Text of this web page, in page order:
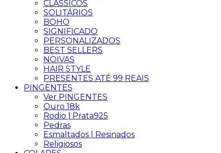
CLÁSSICOS
SOLITÁRIOS
BOHO
SIGNIFICADO
PERSONALIZADOS
BEST SELLERS
NOIVAS
HAIR STYLE
PRESENTES ATÉ 99 REAIS
PINGENTES
Ver PINGENTES
Ouro 18k
Rodio | Prata925
Pedras
Esmaltados | Resinados
Religiosos